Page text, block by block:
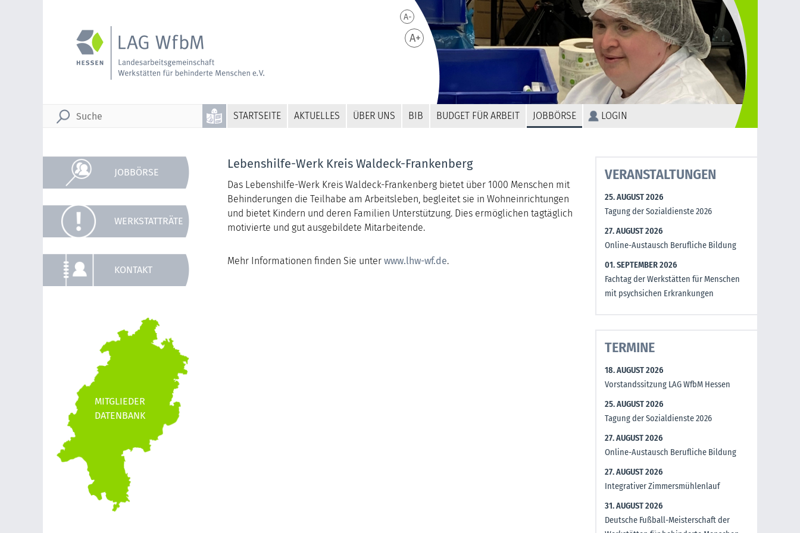
A-
A+
STARTSEITE AKTUELLES ÜBER UNS BIB BUDGET FÜR ARBEIT JOBBÖRSE LOGIN
JOBBÖRSE
WERKSTATTRÄTE
KONTAKT
Lebenshilfe-Werk Kreis Waldeck-Frankenberg
Das Lebenshilfe-Werk Kreis Waldeck-Frankenberg bietet über 1000 Menschen mit
Behinderungen die Teilhabe am Arbeitsleben, begleitet sie in Wohneinrichtungen
und bietet Kindern und deren Familien Unterstützung. Dies ermöglichen tagtäglich
motivierte und gut ausgebildete Mitarbeitende.
Mehr Informationen finden Sie unter www.lhw-wf.de.
VERANSTALTUNGEN
25. AUGUST 2026
Tagung der Sozialdienste 2026
27. AUGUST 2026
Online-Austausch Berufliche Bildung
01. SEPTEMBER 2026
Fachtag der Werkstätten für Menschen
mit psychsichen Erkrankungen
TERMINE
18. AUGUST 2026
Vorstandssitzung LAG WfbM Hessen
25. AUGUST 2026
Tagung der Sozialdienste 2026
27. AUGUST 2026
Online-Austausch Berufliche Bildung
27. AUGUST 2026
Integrativer Zimmersmühlenlauf
31. AUGUST 2026
Deutsche Fußball-Meisterschaft der